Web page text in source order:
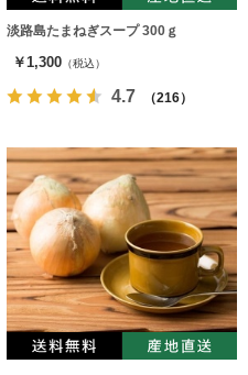
淡路島たまねぎスープ 300ｇ
￥1,300 （税込）
4.7 （216）